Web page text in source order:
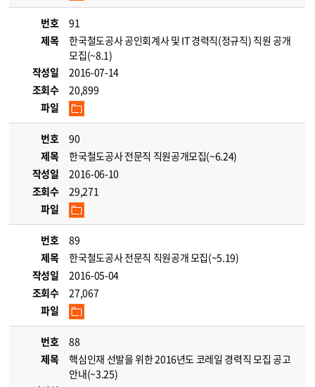
번호
91
제목
한국철도공사 공인회계사 및 IT 경력직(정규직) 직원 공개
모집(~8.1)
작성일
2016-07-14
조회수
20,899
파일
번호
90
제목
한국철도공사 전문직 직원공개모집(~6.24)
작성일
2016-06-10
조회수
29,271
파일
번호
89
제목
한국철도공사 전문직 직원공개 모집(~5.19)
작성일
2016-05-04
조회수
27,067
파일
번호
88
제목
핵심인재 선발을 위한 2016년도 코레일 경력직 모집 공고
안내(~3.25)